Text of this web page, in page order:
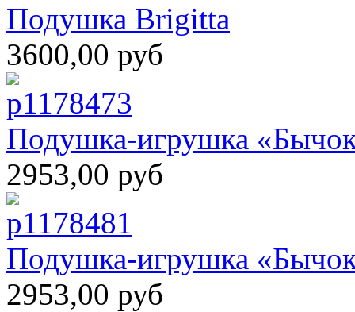
Подушка Brigitta
3600,00 руб
Подушка-игрушка
2953,00 руб
Подушка-игрушка
2953,00 руб